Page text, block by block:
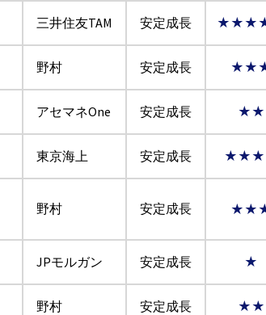
三井住友TAM 安定成長
野村 安定成長
アセマネOne 安定成長 ★★
東京海上 安定成長
野村 安定成長
JPモルガン 安定成長 ★
野村 安定成長 ★★